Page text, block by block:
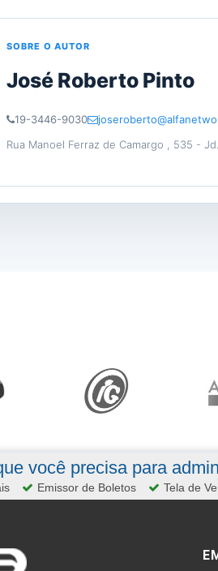
SOBRE O AUTOR
José Roberto Pinto
19-3446-9030
Rua Manoel Ferraz de Camargo , 535 -
você precisa para
Emissor de Boletos Tela de